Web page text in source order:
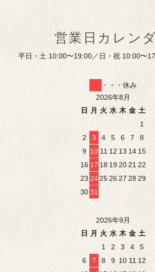
営業日カレン
平日・土 10:00〜19:00／日・祝 10:00〜
・・・休み
2026年8月
日
月 火 水 木 金 土
1
2
3 4 5 6 7
8
9 10 11 12 13 14 15
16 17 18 19 20 21 22
23 24 2526 27 2829
3031
2026年9月
日
月 火 水 木 金 土
1
2 3 4
5
6
7 8 9 10 11 12